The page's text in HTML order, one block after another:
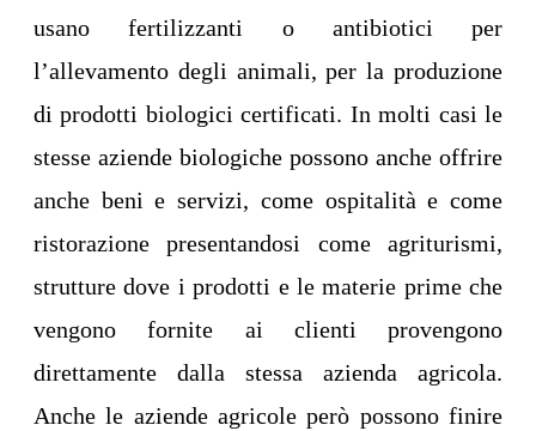
usano fertilizzanti o antibiotici per
l’allevamento degli animali, per la produzione
di prodotti biologici certificati. In molti casi le
stesse aziende biologiche possono anche offrire
anche beni e servizi, come ospitalità e come
ristorazione presentandosi come agriturismi,
strutture dove i prodotti e le materie prime che
vengono fornite ai clienti provengono
direttamente dalla stessa azienda agricola.
Anche le aziende agricole però possono finire